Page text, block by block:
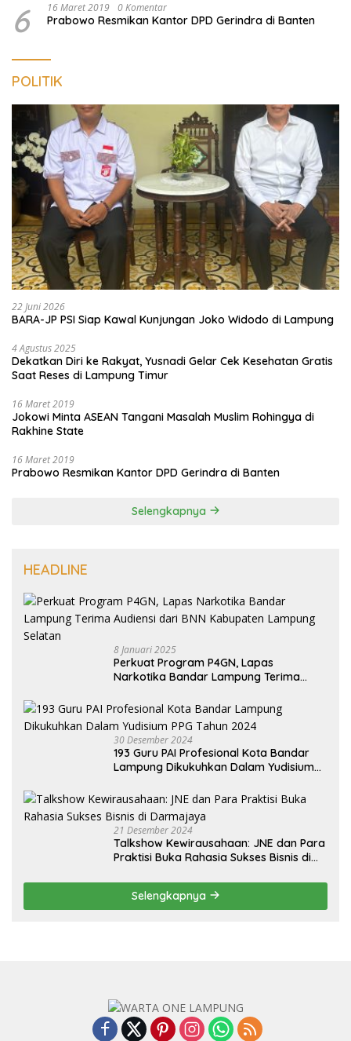
6 16 Maret 2019 0 Komentar
Prabowo Resmikan Kantor DPD Gerindra di Banten
POLITIK
22 Juni 2026
BARA-JP PSI Siap Kawal Kunjungan Joko Widodo di Lampung
4 Agustus 2025
Dekatkan Diri ke Rakyat, Yusnadi Gelar Cek Kesehatan Gratis
Saat Reses di Lampung Timur
16 Maret 2019
Jokowi Minta ASEAN Tangani Masalah Muslim Rohingya di
Rakhine State
16 Maret 2019
Prabowo Resmikan Kantor DPD Gerindra di Banten
Selengkapnya
HEADLINE
8 Januari 2025
Perkuat Program P4GN, Lapas
Narkotika Bandar Lampung Terima
Selatan
30 Desember 2024
193 Guru PAI Profesional Kota Bandar
Lampung Dikukuhkan Dalam Yudisium
21 Desember 2024
Talkshow Kewirausahaan: JNE dan Para
Praktisi Buka Rahasia Sukses Bisnis di
Selengkapnya